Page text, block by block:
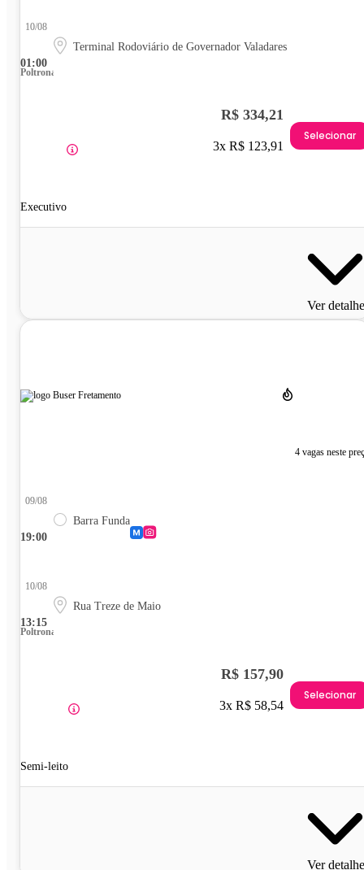
01:00
10/08
Terminal Rodoviário de Governador Valadares
Poltrona
Executivo
R$ 334,21
3x R$ 123,91
Selecionar
Ver
4 vagas neste
19:00
09/08
Barra Funda
13:15
10/08
Rua Treze de Maio
Poltrona
Semi-leito
R$ 157,90
3x R$ 58,54
Selecionar
Ver